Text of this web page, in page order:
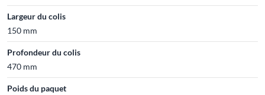
Largeur du colis
150 mm
Profondeur du colis
470 mm
Poids du paquet